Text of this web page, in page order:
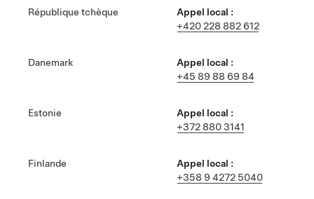
République tchèque
Appel local :
+420 228 882 612
Danemark
Appel local :
+45 89 88 69 84
Estonie
Appel local :
+372 880 3141
Finlande
Appel local :
+358 9 4272 5040